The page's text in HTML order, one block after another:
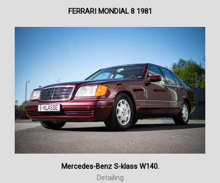
FERRARI MONDIAL 8 1981
Mercedes-Benz S-klass W140.
Detailing